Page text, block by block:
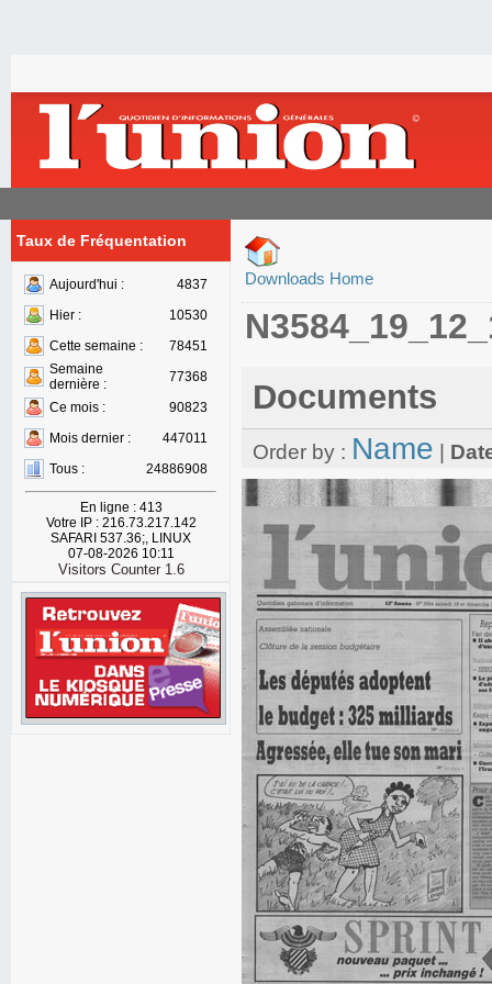
Taux de Fréquentation
Aujourd'hui :
4837
Hier :
10530
Cette semaine :
78451
Semaine
dernière :
77368
Ce mois :
90823
Mois dernier :
447011
Tous :
24886908
En ligne : 413
Votre IP : 216.73.217.142
SAFARI 537.36;, LINUX
07-08-2026 10:11
Visitors Counter 1.6
Downloads Home
Documents
Order by : Name